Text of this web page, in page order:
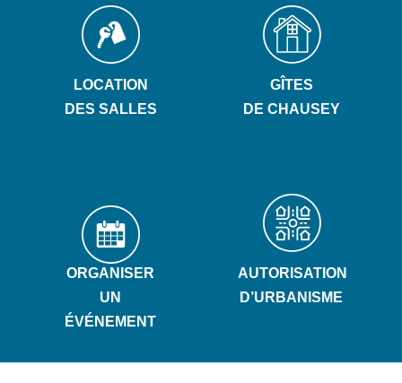
LOCATION
DES SALLES
GÎTES
DE CHAUSEY
ORGANISER
UN
ÉVÉNEMENT
AUTORISATION
D’URBANISME